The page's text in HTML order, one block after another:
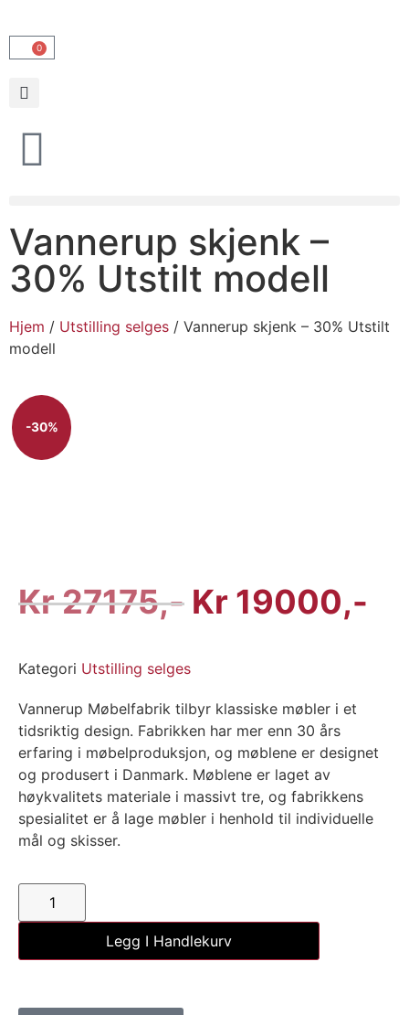
0
Vannerup skjenk –
30% Utstilt modell
Hjem / Utstilling selges / Vannerup skjenk – 30% Utstilt
modell
-30%
Kr27175 Kr 19000
Kategori Utstilling selges
Vannerup Møbelfabrik tilbyr klassiske møbler i et
tidsriktig design. Fabrikken har mer enn 30 års
erfaring i møbelproduksjon, og møblene er designet
og produsert i Danmark. Møblene er laget av
høykvalitets materiale i massivt tre, og fabrikkens
spesialitet er å lage møbler i henhold til individuelle
mål og skisser.
Legg I Handlekurv